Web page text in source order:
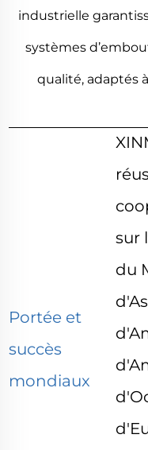
industrielle
systèmes
qualité, adaptés
Portée et
succès
mondiaux
sur
du